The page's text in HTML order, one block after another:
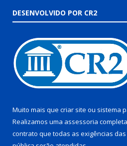
DESENVOLVIDO POR CR2
Muito mais que criar site ou sistema
Realizamos uma assessoria
contrato que todas as exigências das